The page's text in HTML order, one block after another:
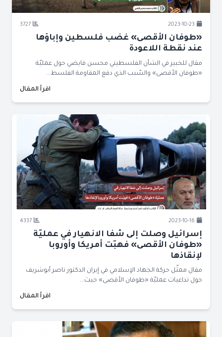
2023-10-23
3727
«طوفان الأقصى» غضب فلسطين وإباؤها
عند نقطة اللاعودة
مقال للخبير في الشأن الفلسطيني محسن فايضي حول عمليّة
«طوفان الأقصى» والسّبب الذي دفع المقاومة الفلسط...
اقرأ المقال
2023-10-16
4337
إسرائيل وصلت إلى شفا الانهيار في عمليّة
«طوفان الأقصى» فهبّت أمريكا وأوروبا
لإنقاذها
مقال ممثّل حركة الجهاد الإسلامي في إيران الدكتور ناصر أبوشريف
حول تداعيات عمليّة «طوفان الأقصى» حيث...
اقرأ المقال